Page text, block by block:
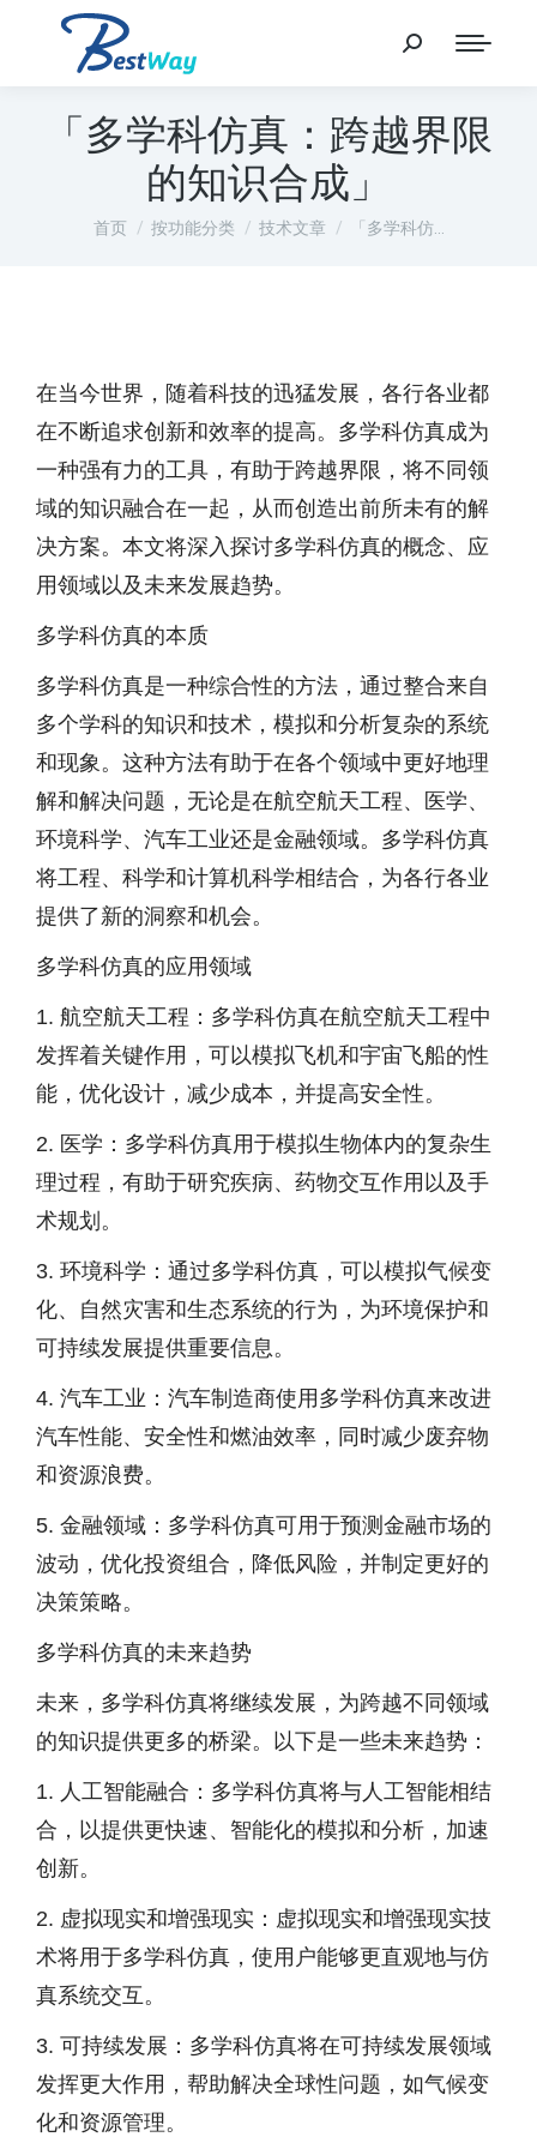
「多学科仿真：跨越界限
的知识合成」
您在这里：
首页 按功能分类 技术文章 「多学科仿…
在当今世界，随着科技的迅猛发展，各行各业都
在不断追求创新和效率的提高。多学科仿真成为
一种强有力的工具，有助于跨越界限，将不同领
域的知识融合在一起，从而创造出前所未有的解
决方案。本文将深入探讨多学科仿真的概念、应
用领域以及未来发展趋势。
多学科仿真的本质
多学科仿真是一种综合性的方法，通过整合来自
多个学科的知识和技术，模拟和分析复杂的系统
和现象。这种方法有助于在各个领域中更好地理
解和解决问题，无论是在航空航天工程、医学、
环境科学、汽车工业还是金融领域。多学科仿真
将工程、科学和计算机科学相结合，为各行各业
提供了新的洞察和机会。
多学科仿真的应用领域
1. 航空航天工程：多学科仿真在航空航天工程中
发挥着关键作用，可以模拟飞机和宇宙飞船的性
能，优化设计，减少成本，并提高安全性。
2. 医学：多学科仿真用于模拟生物体内的复杂生
理过程，有助于研究疾病、药物交互作用以及手
术规划。
3. 环境科学：通过多学科仿真，可以模拟气候变
化、自然灾害和生态系统的行为，为环境保护和
可持续发展提供重要信息。
4. 汽车工业：汽车制造商使用多学科仿真来改进
汽车性能、安全性和燃油效率，同时减少废弃物
和资源浪费。
5. 金融领域：多学科仿真可用于预测金融市场的
波动，优化投资组合，降低风险，并制定更好的
决策策略。
多学科仿真的未来趋势
未来，多学科仿真将继续发展，为跨越不同领域
的知识提供更多的桥梁。以下是一些未来趋势：
1. 人工智能融合：多学科仿真将与人工智能相结
合，以提供更快速、智能化的模拟和分析，加速
创新。
2. 虚拟现实和增强现实：虚拟现实和增强现实技
术将用于多学科仿真，使用户能够更直观地与仿
真系统交互。
3. 可持续发展：多学科仿真将在可持续发展领域
发挥更大作用，帮助解决全球性问题，如气候变
化和资源管理。